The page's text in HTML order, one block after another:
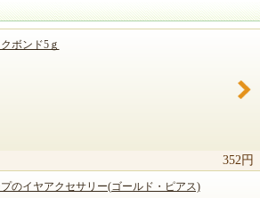
ボンド5ｇ
352円
のイヤアクセサリー(ゴールド・ピアス)